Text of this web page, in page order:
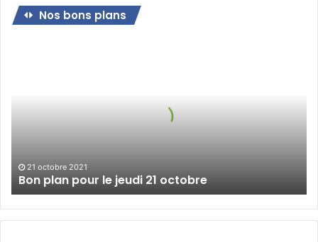
Nos bons plans
21 octobre 2021
Bon plan pour le jeudi 21 octobre